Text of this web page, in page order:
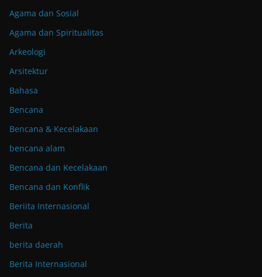
Agama dan Sosial
Agama dan Spiritualitas
Arkeologi
Arsitektur
Bahasa
Bencana
Bencana & Kecelakaan
bencana alam
Bencana dan Kecelakaan
Bencana dan Konflik
Beriita Internasional
Berita
berita daerah
Berita Internasional